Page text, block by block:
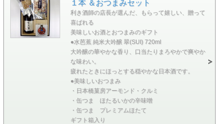
１本 ＆おつまみセット
利き酒師の店長が選んだ、もらって嬉しい、贈って
喜ばれる
美味しいお酒とおつまみのギフト
●水芭蕉 純米大吟醸 翠(SUI) 720ml
大吟醸の華やかな香り、口当たりまろやかで爽やか
な味わい。
疲れたときにほっとする穏やかな日本酒です。
●美味しいおつまみ
・日本橋菓房アーモンド・クルミ
・缶つま ほたるいかの辛味噌
・缶つま プレミアムほたて
ギフト箱入り